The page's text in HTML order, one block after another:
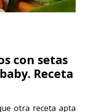
con setas
Receta
otra receta apta